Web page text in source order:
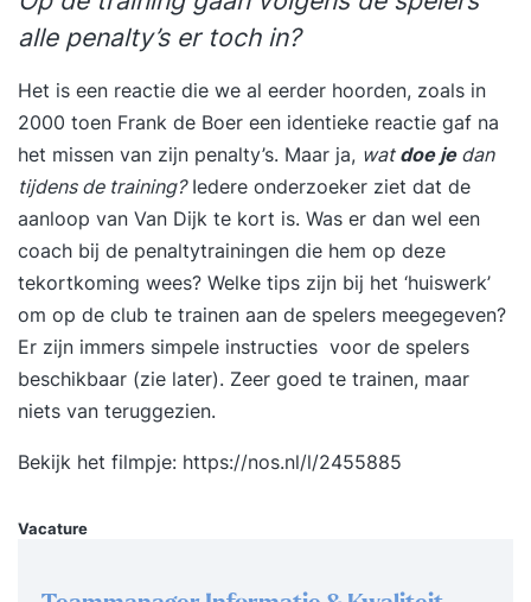
ontwikkelingen plaats in de sportwereld. Met de
opleiding Sportmanagement doe jij kennis op
over de ontwikkelingen die hebben
plaatsgevonden in de sportwereld en ontdek je
hoe sportsystemen er in het buitenland uitzien.
Hierdoor herken jij patronen en leer je hoe je als
sportorganisatie of sportvereniging direct
inspeelt op Wat ga je leren? In de opleiding
Sportmanagement ?komen een aantal ?
onderwerpen uitgebreid aan bod: Sport in
internationaal perspectief Je ontdekt hoe
politieke ideologieën het sportbeleid
beïnvloeden. Daarnaast leer je meer over de
Australië. Infrastructuur van de sport Je maakt ?
der tijd hebben ... Wat ga je leren? In de opleiding
aantal onderwerpen uitgebreid aan bod: Sport in
alle penalty’s er toch in?
Het is een reactie die we al eerder hoorden, zoals in
2000 toen Frank de Boer een identieke reactie gaf na
het missen van zijn penalty’s. Maar ja, wat doe jedan
tijdens de training?Iedere onderzoeker ziet dat de
aanloop van Van Dijk te kort is. Was er dan wel een
coach bij de penaltytrainingen die hem op deze
tekortkoming wees? Welke tips zijn bij het ‘huiswerk’
om op de club te trainen aan de spelers meegegeven?
Er zijn immers simpele instructies voor de spelers
beschikbaar (zie later). Zeer goed te trainen, maar
niets van teruggezien.
Bekijk het filmpje: https://nos.nl/l/2455885
Vacature